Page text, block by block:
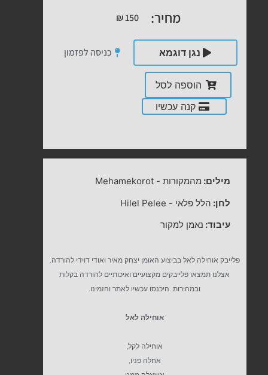
מחיר: ₪150
נגן דוגמא כניסה לפזמון
הוספה לסל
קנה עכשיו
מילים: מהמקורות -
Mehamekorot
לחן: הלל פלאי -
Hilel Pelee
עיבוד: נאמן למקור
פלייבק אוחילה לאל בביצוע האומן יצחק מאיר ואודי דוידי להורדה.
אצלנו תמצאו פלייבקים מקצועיים ואיכותיים להורדה בקלות
ובמהירות. היכנסו עכשיו לאתר והזמינו.
אוחילה לאל
אוחילה לקל,
אחלה פניו,